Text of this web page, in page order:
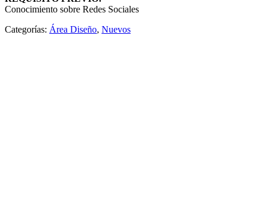
Conocimiento sobre Redes Sociales
Categorías: Área Diseño, Nuevos